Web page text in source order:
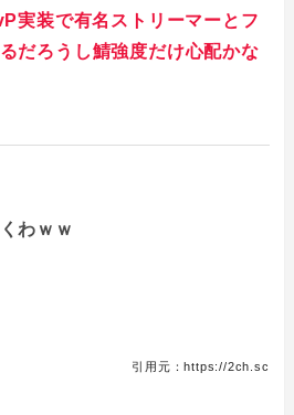
実装で有名ストリーマーとフ
だろうし鯖強度だけ心配かな
わｗｗ
引用元：https://2ch.sc